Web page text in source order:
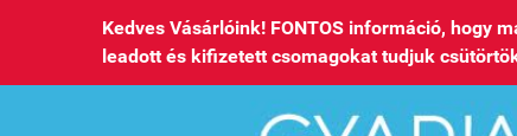
Kedves Vásárlóink! FONTOS információ, hogy
leadott és kifizetett csomagokat tudjuk